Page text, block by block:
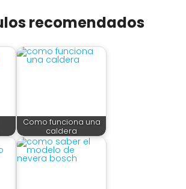
recomendados
Como funciona una
caldera